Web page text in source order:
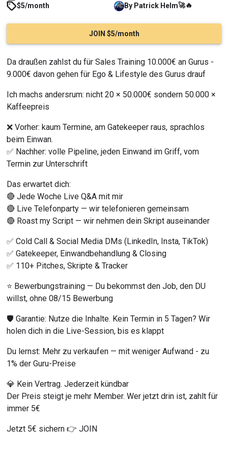
$5/month
By Patrick Helm🚀🔥
JOIN $5/month
Da draußen zahlst du für Sales Training 10.000€ an Gurus -
9.000€ davon gehen für Ego & Lifestyle des Gurus drauf
Ich machs andersrum: nicht 20 × 50.000€ sondern 50.000 ×
Kaffeepreis
❌ Vorher: kaum Termine, am Gatekeeper raus, sprachlos
beim Einwan.
✅ Nachher: volle Pipeline, jeden Einwand im Griff, vom
Termin zur Unterschrift
Das erwartet dich:
🔴 Jede Woche Live Q&A mit mir
🔴 Live Telefonparty — wir telefonieren gemeinsam
🔴 Roast my Script — wir nehmen dein Skript auseinander
✅ Cold Call & Social Media DMs (LinkedIn, Insta, TikTok)
✅ Gatekeeper, Einwandbehandlung & Closing
✅ 110+ Pitches, Skripte & Tracker
⭐ Bewerbungstraining — Du bekommst den Job, den DU
willst, ohne 08/15 Bewerbung
🛡️ Garantie: Nutze die Inhalte. Kein Termin in 5 Tagen? Wir
holen dich in die Live-Session, bis es klappt
Du lernst: Mehr zu verkaufen — mit weniger Aufwand - zu
1% der Guru-Preise
💎 Kein Vertrag. Jederzeit kündbar
Der Preis steigt je mehr Member. Wer jetzt drin ist, zahlt für
immer 5€
Jetzt 5€ sichern 👉 JOIN